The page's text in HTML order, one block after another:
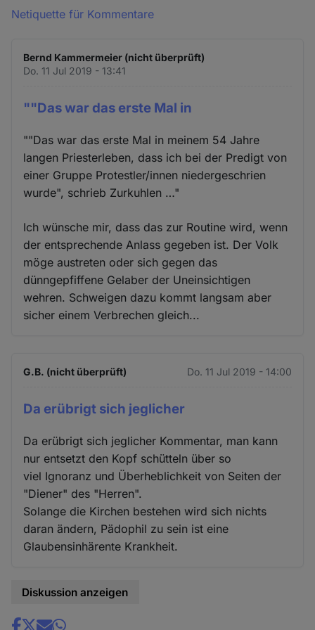
Netiquette für Kommentare
Bernd Kammermeier (nicht überprüft)
Do. 11 Jul 2019 - 13:41
""Das war das erste Mal in
""Das war das erste Mal in meinem 54 Jahre
langen Priesterleben, dass ich bei der Predigt von
einer Gruppe Protestler/innen niedergeschrien
wurde", schrieb Zurkuhlen …"
Ich wünsche mir, dass das zur Routine wird, wenn
der entsprechende Anlass gegeben ist. Der Volk
möge austreten oder sich gegen das
dünngepfiffene Gelaber der Uneinsichtigen
wehren. Schweigen dazu kommt langsam aber
sicher einem Verbrechen gleich...
G.B. (nicht überprüft) Do. 11 Jul 2019 - 14:00
Da erübrigt sich jeglicher
Da erübrigt sich jeglicher Kommentar, man kann
nur entsetzt den Kopf schütteln über so
viel Ignoranz und Überheblichkeit von Seiten der
"Diener" des "Herren".
Solange die Kirchen bestehen wird sich nichts
daran ändern, Pädophil zu sein ist eine
Glaubensinhärente Krankheit.
Diskussion anzeigen